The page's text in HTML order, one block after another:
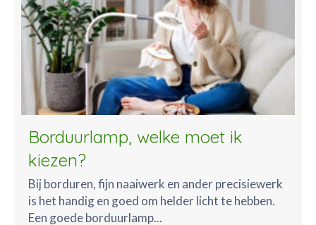
Borduurlamp, welke moet ik
kiezen?
Bij borduren, fijn naaiwerk en ander precisiewerk
is het handig en goed om helder licht te hebben.
Een goede borduurlamp...